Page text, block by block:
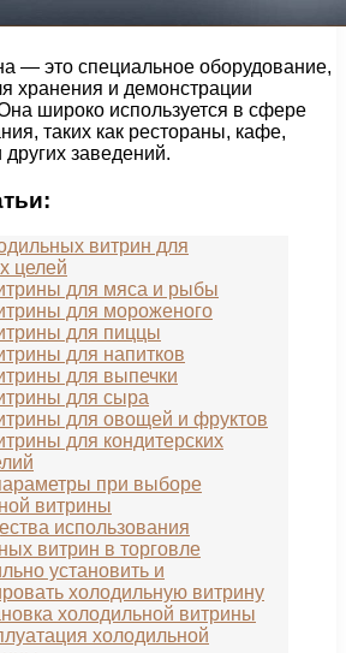
— это специальное оборудование,
хранения и демонстрации
широко используется в сфере
таких как рестораны, кафе,
заведений.
витрин для
целей
для мяса и рыбы
для мороженого
для пиццы
для напитков
для выпечки
для сыра
для овощей и фруктов
для кондитерских
при выборе
витрины
использования
витрин в торговле
установить и
холодильную витрину
холодильной витрины
холодильной